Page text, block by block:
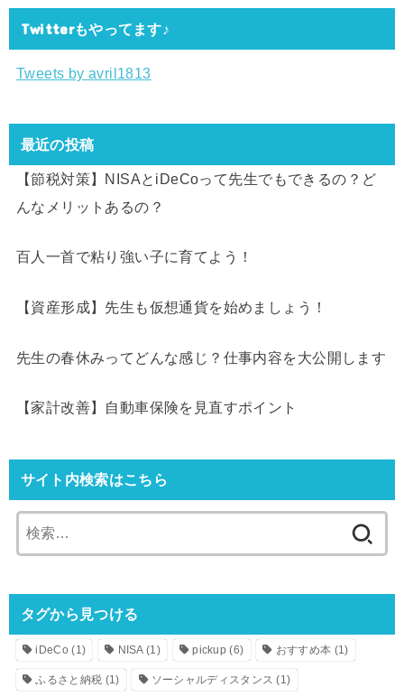
Twitterもやってます♪
Tweets by avril1813
最近の投稿
【節税対策】NISAとiDeCoって先生でもできるの？ど
んなメリットあるの？
百人一首で粘り強い子に育てよう！
【資産形成】先生も仮想通貨を始めましょう！
先生の春休みってどんな感じ？仕事内容を大公開します
【家計改善】自動車保険を見直すポイント
サイト内検索はこちら
索:
タグから見つける
iDeCo (1) NISA(1) pickup (6) おすすめ本 (1)
ふるさと納税 (1) ソーシャルディスタンス (1)